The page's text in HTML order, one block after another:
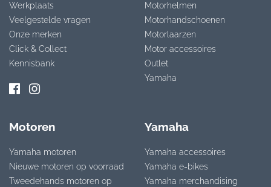
Werkplaats
Veelgestelde vragen
Onze merken
Click & Collect
Kennisbank
Motorhelmen
Motorhandschoenen
Motorlaarzen
Motor accessoires
Outlet
Yamaha
Motoren
Yamaha motoren
Nieuwe motoren op voorraad
Tweedehands motoren op
Yamaha
Yamaha accessoires
Yamaha e-bikes
Yamaha merchandising